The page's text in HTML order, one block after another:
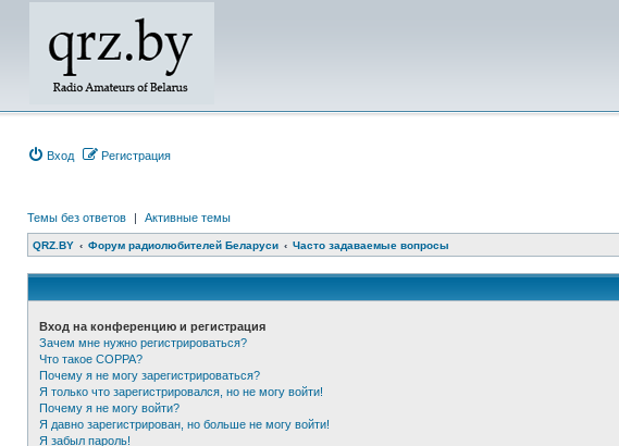
Вход Регистрация
Темы без ответов | Активные темы
QRZ.BY Форум радиолюбителей Беларуси Часто задаваемые вопросы
Вход на конференцию и регистрация
Зачем мне нужно регистрироваться?
Что такое COPPA?
Почему я не могу зарегистрироваться?
Я только что зарегистрировался, но не могу войти!
Почему я не могу войти?
Я давно зарегистрирован, но больше не могу войти!
Я забыл пароль!